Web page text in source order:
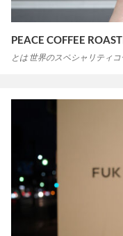
PEACE COFFEE
とは 世界のスペシャリティ